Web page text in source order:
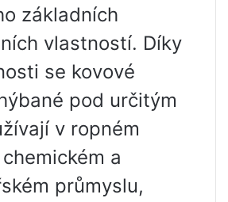
základních
vlastností. Díky
se kovové
pod určitým
v ropném
a
průmyslu,